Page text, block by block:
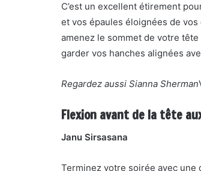
C’est un excellent étirement
et vos épaules éloignées de
amenez le sommet de votre
garder vos hanches alignées
Regardez aussi Sianna Sherman
Flexion avant de la tête
Janu Sirsasana
Terminez votre soirée avec